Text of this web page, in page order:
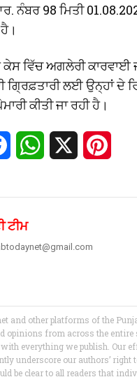
98 ਮਿਤੀ
ਵਿੱਚ ਅਗਲੇਰੀ ਕਾਰਵਾਈ
ਗ੍ਰਿਫ਼ਤਾਰੀ ਲਈ ਉਨ੍ਹਾਂ ਦੇ
ਕੀਤੀ ਜਾ ਰਹੀ ਹੈ।
FacebookWhatsApp
ਟੀਮ
and other platforms of the
opinions from across the entire
everything we publish. Our
underscore our authors’ right
be clear to all readers that